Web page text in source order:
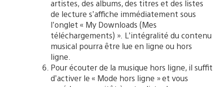
artistes, des albums, des titres et des listes
de lecture s’affiche immédiatement sous
l’onglet « My Downloads (Mes
téléchargements) ». L’intégralité du contenu
musical pourra être lue en ligne ou hors
ligne.
Pour écouter de la musique hors ligne, il suffit
d’activer le « Mode hors ligne » et vous